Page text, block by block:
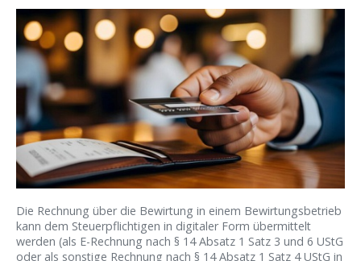
Die Rechnung über die Bewirtung in einem Bewirtungsbetrieb
kann dem Steuerpflichtigen in digitaler Form übermittelt
werden (als E-Rechnung nach § 14 Absatz 1 Satz 3 und 6 UStG
oder als sonstige Rechnung nach § 14 Absatz 1 Satz 4 UStG in